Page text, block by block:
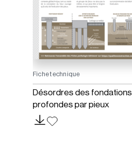
Fiche technique
Désordres des fondations
profondes par pieux